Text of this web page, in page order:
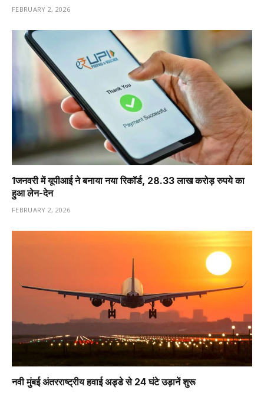
FEBRUARY 2, 2026
1️जनवरी में यूपीआई ने बनाया नया रिकॉर्ड, 28.33 लाख करोड़ रुपये का
हुआ लेन-देन
FEBRUARY 2, 2026
नवी मुंबई अंतरराष्ट्रीय हवाई अड्डे से 24 घंटे उड़ानें शुरू